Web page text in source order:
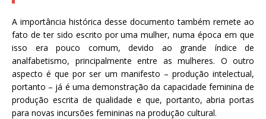
A importância histórica desse documento também remete ao
fato de ter sido escrito por uma mulher, numa época em que
isso era pouco comum, devido ao grande índice de
analfabetismo, principalmente entre as mulheres. O outro
aspecto é que por ser um manifesto – produção intelectual,
portanto – já é uma demonstração da capacidade feminina de
produção escrita de qualidade e que, portanto, abria portas
para novas incursões femininas na produção cultural.